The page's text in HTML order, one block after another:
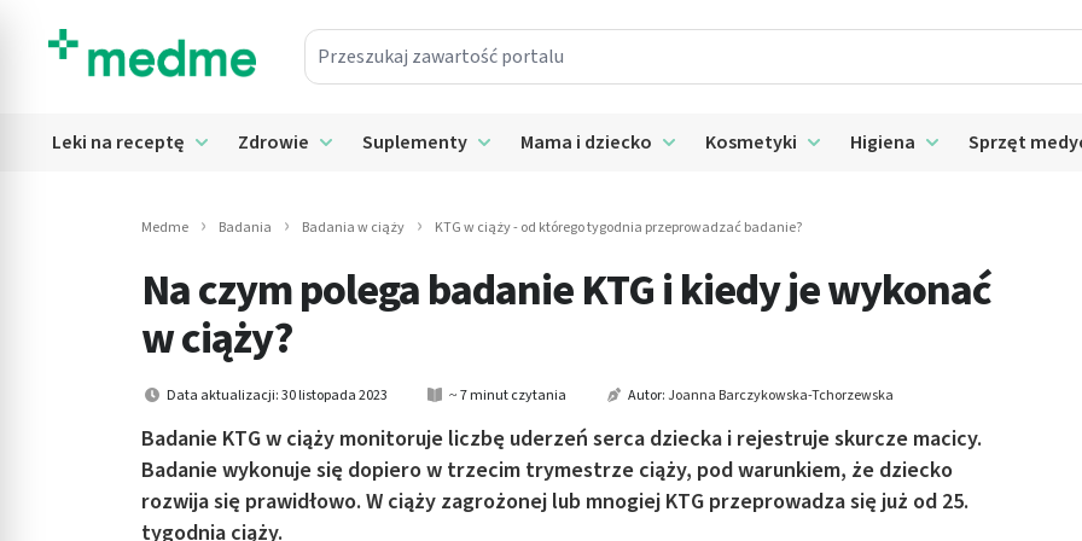
Przeszukaj zawartość portalu
submenu: Suplementy
submenu: Mama i dziecko
submenu: Kosmetyki
submenu: Higiena
submenu: Sprzęt medyczny
submenu: Intymne
Leki na receptę Rozwiń submenu: Leki na receptę
Zdrowie Rozwiń submenu: Zdrowie
Suplementy Rozwiń submenu: Suplementy
Mama i dziecko Rozwiń submenu: Mama i dziecko
Kosmetyki Rozwiń submenu: Kosmetyki
Higiena Rozwiń submenu:
Sprzęt
Medme Badania Badania w ciąży KTG w ciąży - od którego tygodnia przeprowadzać badanie?
Na czym polega badanie KTG i kiedy je wykonać
w ciąży?
Data aktualizacji: 30 listopada 2023 ~ 7 minut czytania Autor:Joanna Barczykowska-Tchorzewska
Badanie KTG w ciąży monitoruje liczbę uderzeń serca dziecka i rejestruje skurcze macicy.
Badanie wykonuje się dopiero w trzecim trymestrze ciąży, pod warunkiem, że dziecko
rozwija się prawidłowo. W ciąży zagrożonej lub mnogiej KTG przeprowadza się już od 25.
tygodnia ciąży.